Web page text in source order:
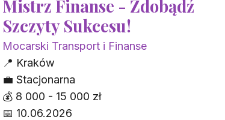
Mistrz Finanse - Zdobądź
Szczyty Sukcesu!
Mocarski Transport i Finanse
📍 Kraków
💼 Stacjonarna
💰 8 000 - 15 000 zł
📅 10.06.2026